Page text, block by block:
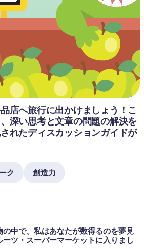
店へ旅行に出かけましょう！こ
深い思考と文章の問題の解決を
れたディスカッションガイドが
ク 創造力
の中で、私はあなたが数得るのを夢見
ツ・スーパーマーケットに入りまし